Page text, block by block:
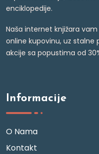
enciklopedije.
Naša internet knjižara
online kupovinu, uz stalne
akcije sa popustima od
Informacije
O Nama
Kontakt